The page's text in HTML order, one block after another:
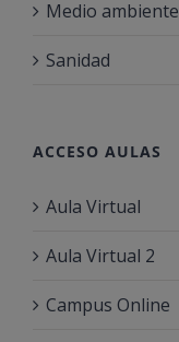
Medio ambiente
Sanidad
ACCESO AULAS
Aula Virtual
Aula Virtual 2
Campus Online